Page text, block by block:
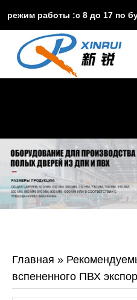
режим работы :с 8 до 17 по
vira@xinruisuji.com
Главная »
вспененного ПВХ